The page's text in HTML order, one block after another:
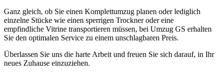
Ganz gleich, ob Sie einen Komplettumzug planen oder lediglich
einzelne Stücke wie einen sperrigen Trockner oder eine
empfindliche Vitrine transportieren müssen, bei Umzug GS erhalten
Sie den optimalen Service zu einem unschlagbaren Preis.
Überlassen Sie uns die harte Arbeit und freuen Sie sich darauf, in Ihr
neues Zuhause einzuziehen.